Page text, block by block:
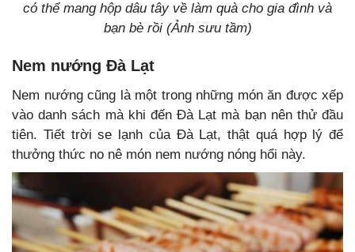
có thể mang hộp dâu tây về làm quà cho gia đình và
bạn bè rồi (Ảnh sưu tầm)
Nem nướng Đà Lạt
Nem nướng cũng là một trong những món ăn được xếp
vào danh sách mà khi đến Đà Lạt mà bạn nên thử đầu
tiên. Tiết trời se lạnh của Đà Lạt, thật quá hợp lý để
thưởng thức no nê món nem nướng nóng hổi này.